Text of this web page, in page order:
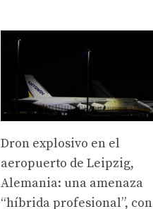
Dron explosivo en el
aeropuerto de Leipzig,
Alemania: una amenaza
“híbrida profesional”, con